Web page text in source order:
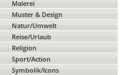
Malerei
Muster & Design
Natur/Umwelt
Reise/Urlaub
Religion
Sport/Action
Symbolik/Icons